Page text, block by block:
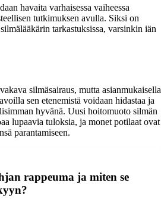
havaita varhaisessa vaiheessa
tutkimuksen avulla. Siksi on
tarkastuksissa, varsinkin iän
silmäsairaus, mutta asianmukaisella
sen etenemistä voidaan hidastaa ja
hyvänä. Uusi hoitomuoto silmän
lupaavia tuloksia, ja monet potilaat ovat
parantamiseen.
rappeuma ja miten se